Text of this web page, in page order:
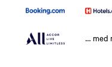
… med